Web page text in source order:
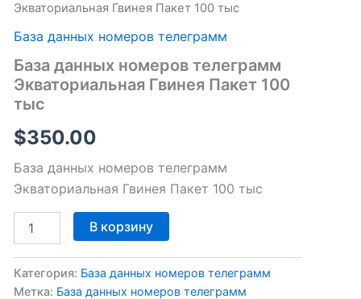
Экваториальная Гвинея Пакет 100 тыс
База данных номеров телеграмм
База данных номеров телеграмм
Экваториальная Гвинея Пакет 100
тыс
$350.00
База данных номеров телеграмм
Экваториальная Гвинея Пакет 100 тыс
данных
номеров
телеграмм
Экваториальная
Гвинея
Пакет
100
тыс
В корзину
Категория: База данных номеров телеграмм
Метка: База данных номеров телеграмм